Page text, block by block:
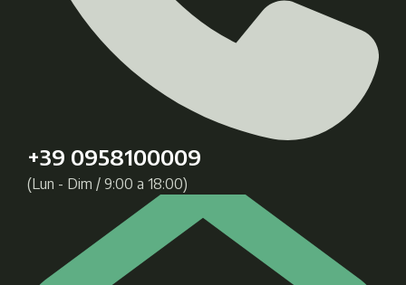
+39 0958100009
(Lun - Dim / 9:00 a 18:00)